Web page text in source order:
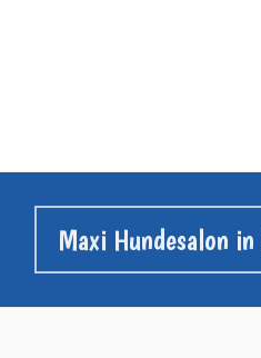
Maxi Hundesalon